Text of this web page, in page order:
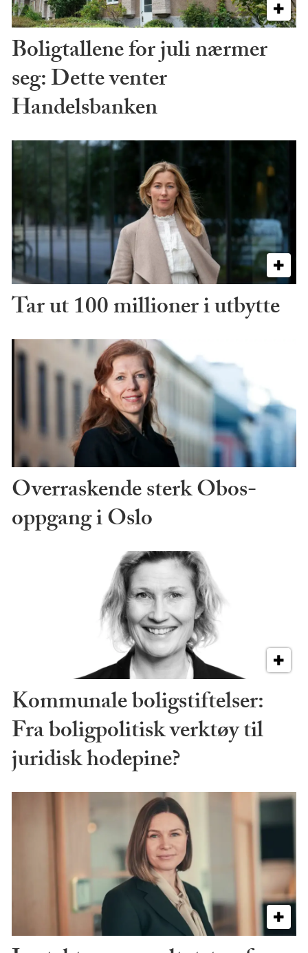
Boligtallene for juli nærmer
seg: Dette venter
Handelsbanken
Tar ut 100 millioner i utbytte
Overraskende sterk Obos-
oppgang i Oslo
Kommunale boligstiftelser:
Fra boligpolitisk verktøy til
juridisk hodepine?